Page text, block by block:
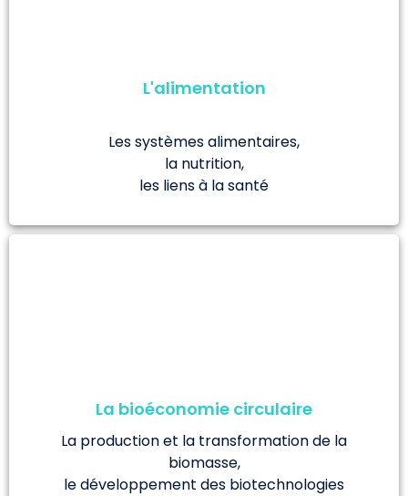
L'alimentation
Les systèmes alimentaires,
la nutrition,
les liens à la santé
La bioéconomie circulaire
La production et la transformation de la
biomasse,
le développement des biotechnologies